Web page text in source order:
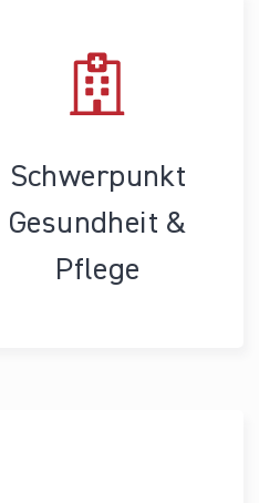
Schwerpunkt
Gesundheit &
Pflege